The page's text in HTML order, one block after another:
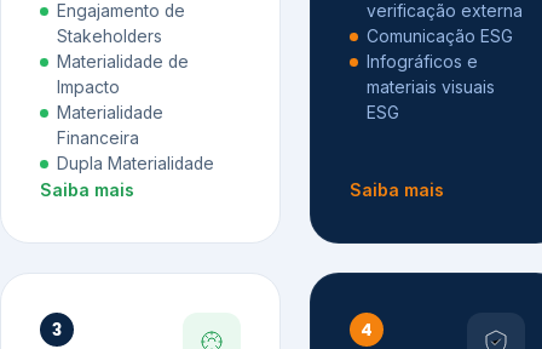
Engajamento de
Stakeholders
Materialidade de
Impacto
Materialidade
Financeira
Dupla Materialidade
Saiba mais
verificação externa
Comunicação ESG
Infográficos e
materiais visuais
ESG
Saiba mais
3 4